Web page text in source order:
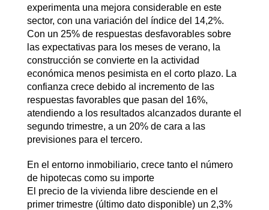
experimenta una mejora considerable en este
sector, con una variación del índice del 14,2%.
Con un 25% de respuestas desfavorables sobre
las expectativas para los meses de verano, la
construcción se convierte en la actividad
económica menos pesimista en el corto plazo. La
confianza crece debido al incremento de las
respuestas favorables que pasan del 16%,
atendiendo a los resultados alcanzados durante el
segundo trimestre, a un 20% de cara a las
previsiones para el tercero.
En el entorno inmobiliario, crece tanto el número
de hipotecas como su importe
El precio de la vivienda libre desciende en el
primer trimestre (último dato disponible) un 2,3%